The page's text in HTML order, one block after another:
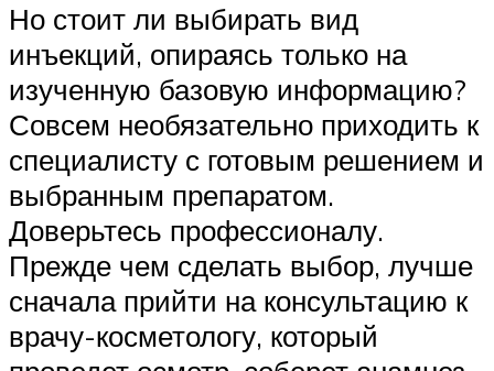
Но стоит ли выбирать вид
инъекций, опираясь только на
изученную базовую информацию?
Совсем необязательно приходить к
специалисту с готовым решением и
выбранным препаратом.
Доверьтесь профессионалу.
Прежде чем сделать выбор, лучше
сначала прийти на консультацию к
врачу-косметологу, который